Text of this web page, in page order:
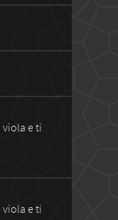
e ti
e ti